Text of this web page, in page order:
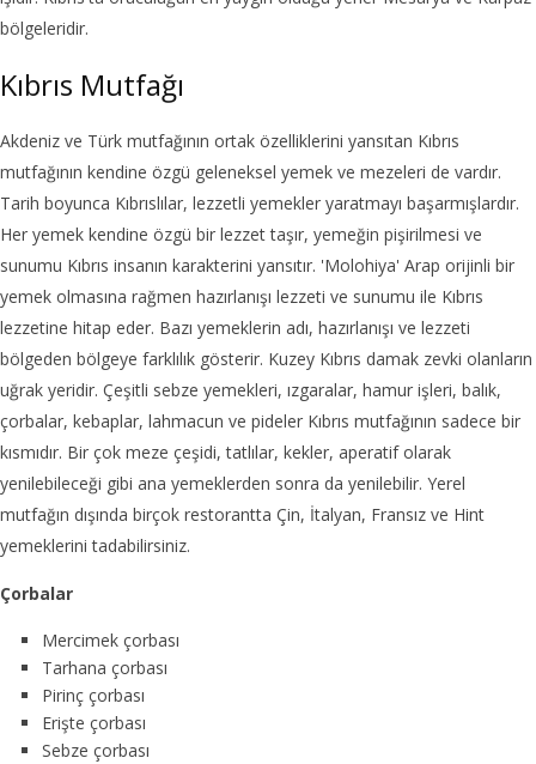
bölgeleridir.
Kıbrıs Mutfağı
Akdeniz ve Türk mutfağının ortak özelliklerini yansıtan Kıbrıs
mutfağının kendine özgü geleneksel yemek ve mezeleri de vardır.
Tarih boyunca Kıbrıslılar, lezzetli yemekler yaratmayı başarmışlardır.
Her yemek kendine özgü bir lezzet taşır, yemeğin pişirilmesi ve
sunumu Kıbrıs insanın karakterini yansıtır. 'Molohiya' Arap orijinli bir
yemek olmasına rağmen hazırlanışı lezzeti ve sunumu ile Kıbrıs
lezzetine hitap eder. Bazı yemeklerin adı, hazırlanışı ve lezzeti
bölgeden bölgeye farklılık gösterir. Kuzey Kıbrıs damak zevki olanların
uğrak yeridir. Çeşitli sebze yemekleri, ızgaralar, hamur işleri, balık,
çorbalar, kebaplar, lahmacun ve pideler Kıbrıs mutfağının sadece bir
kısmıdır. Bir çok meze çeşidi, tatlılar, kekler, aperatif olarak
yenilebileceği gibi ana yemeklerden sonra da yenilebilir. Yerel
mutfağın dışında birçok restorantta Çin, İtalyan, Fransız ve Hint
yemeklerini tadabilirsiniz.
Çorbalar
Mercimek çorbası
Tarhana çorbası
Pirinç çorbası
Erişte çorbası
Sebze çorbası